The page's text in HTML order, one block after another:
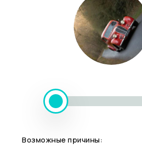
Возможные причины: